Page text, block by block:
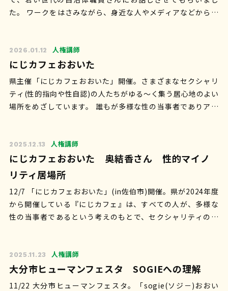
た。 ワークをはさみながら、身近な人やメディアなどから受
2026.01.12 人権講師
にじカフェおおいた
県主催「にじカフェおおいた」開催。さまざまなセクシャリ
ティ(性的指向や性自認)の人たちがゆる〜く集う居心地のよい
場所をめざしています。 誰もが多様な性の当事者でありアラ
2025.12.13 人権講師
にじカフェおおいた 奥結香さん 性的マイノ
リティ居場所
12/7 「にじカフェおおいた」(in佐伯市)開催。県が2024年度
から開催している『にじカフェ』は、すべての人が、多様な
性の当事者であるという考えのもとで、セクシャリティの悩
2025.11.23 人権講師
大分市ヒューマンフェスタ SOGIEへの理解
11/22 大分市ヒューマンフェスタ。「sogie(ソジ－)おおい